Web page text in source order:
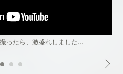
ったら、激盛れしました...